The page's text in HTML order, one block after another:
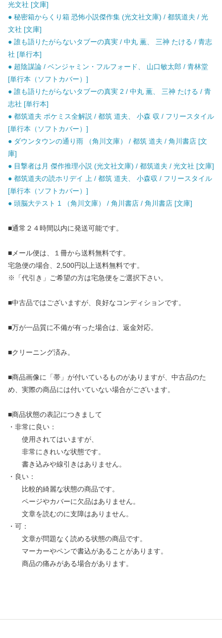
光文社 [文庫]
● 秘密箱からくり箱 恐怖小説傑作集 (光文社文庫) / 都筑道夫 / 光
文社 [文庫]
● 誰も語りたがらないタブーの真実 / 中丸 薫、 三神 たける / 青志
社 [単行本]
● 超陰謀論 / ベンジャミン・フルフォード、 山口敏太郎 / 青林堂
[単行本（ソフトカバー）]
● 誰も語りたがらないタブーの真実 2 / 中丸 薫、 三神 たける / 青
志社 [単行本]
● 都筑道夫 ポケミス全解説 / 都筑 道夫、 小森 収 / フリースタイル
[単行本（ソフトカバー）]
● ダウンタウンの通り雨 （角川文庫） / 都筑 道夫 / 角川書店 [文
庫]
● 目撃者は月 傑作推理小説 (光文社文庫) / 都筑道夫 / 光文社 [文庫]
● 都筑道夫の読ホリデイ 上 / 都筑 道夫、 小森収 / フリースタイル
[単行本（ソフトカバー）]
● 頭脳大テスト 1 （角川文庫） / 角川書店 / 角川書店 [文庫]
■通常２４時間以内に発送可能です。
■メール便は、１冊から送料無料です。
宅急便の場合、2,500円以上送料無料です。
※「代引き」ご希望の方は宅急便をご選択下さい。
■中古品ではございますが、良好なコンディションです。
■万が一品質に不備が有った場合は、返金対応。
■クリーニング済み。
■商品画像に「帯」が付いているものがありますが、中古品のた
め、実際の商品には付いていない場合がございます。
■商品状態の表記につきまして
・非常に良い：
使用されてはいますが、
非常にきれいな状態です。
書き込みや線引きはありません。
・良い：
比較的綺麗な状態の商品です。
ページやカバーに欠品はありません。
文章を読むのに支障はありません。
・可：
文章が問題なく読める状態の商品です。
マーカーやペンで書込があることがあります。
商品の痛みがある場合があります。